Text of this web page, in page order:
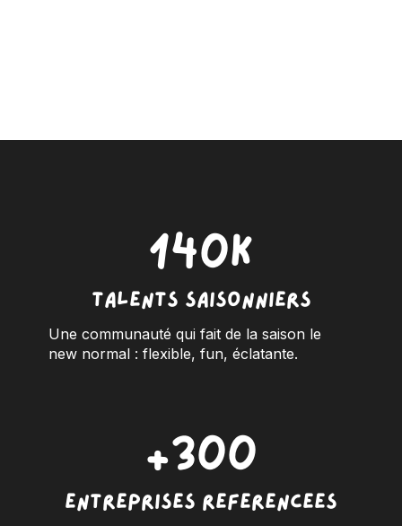
140K
talents saisonniers
Une communauté qui fait de la saison le
new normal : flexible, fun, éclatante.
+300
entreprises référencées